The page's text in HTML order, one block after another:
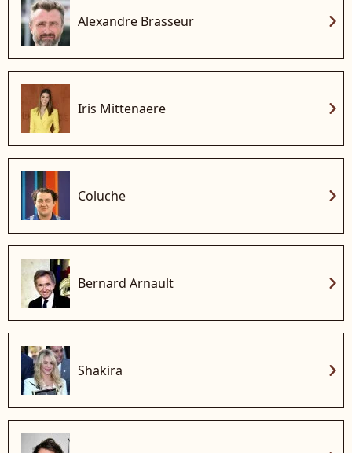
Alexandre Brasseur chevron_right
Iris Mittenaere chevron_right
Coluche chevron_right
Bernard Arnault chevron_right
Shakira chevron_right